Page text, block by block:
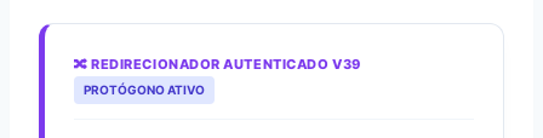
🔀 REDIRECIONADOR AUTENTICADO V39
PROTÓGONO ATIVO